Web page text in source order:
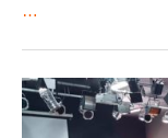
…